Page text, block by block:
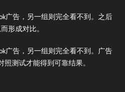
广告，另一组则完全看不到。之后
形成对比。
广告，另一组则完全看不到。广告
照测试才能得到可靠结果。